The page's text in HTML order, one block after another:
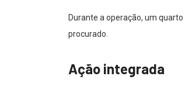
Durante a operação, um
procurado.
Ação integrada